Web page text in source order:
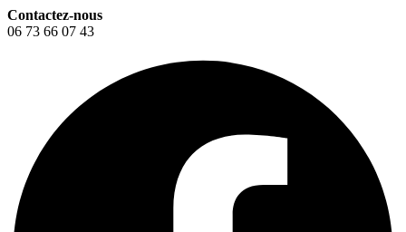
Contactez-nous
06 73 66 07 43